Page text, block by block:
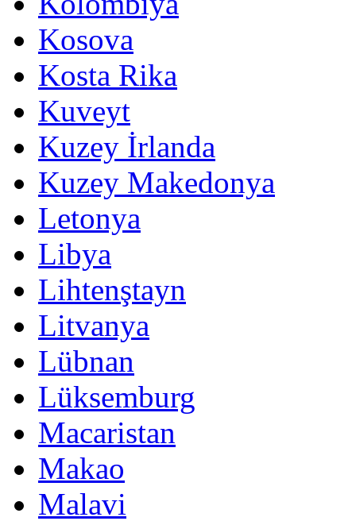
Kosova
Kosta Rika
Kuveyt
Kuzey İrlanda
Kuzey Makedonya
Letonya
Libya
Lihtenştayn
Litvanya
Lübnan
Lüksemburg
Macaristan
Makao
Malavi